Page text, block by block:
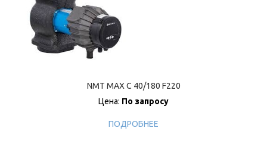
NMT MAX C 40/180 F220
Цена: По запросу
ПОДРОБНЕЕ